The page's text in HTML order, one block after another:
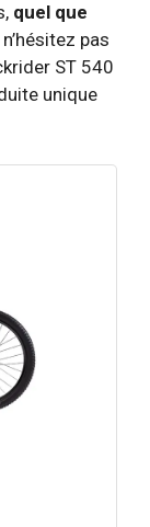
quel que
pas
ST 540
unique